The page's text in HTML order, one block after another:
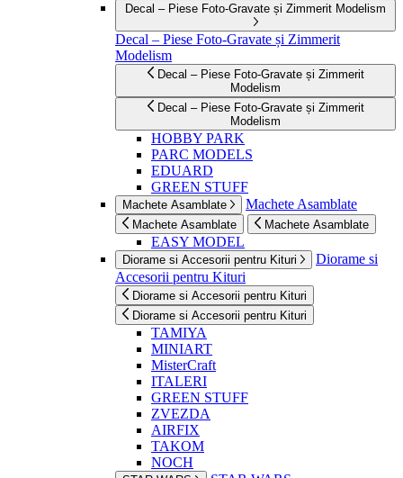
Decal – Piese Foto-Gravate și Zimmerit Modelism
Decal – Piese Foto-Gravate și Zimmerit
Modelism
Decal – Piese Foto-Gravate și Zimmerit
Modelism
Decal – Piese Foto-Gravate și Zimmerit
Modelism
HOBBY PARK
PARC MODELS
EDUARD
GREEN STUFF
Machete Asamblate Machete Asamblate
Machete Asamblate Machete Asamblate
EASY MODEL
Diorame si Accesorii pentru Kituri
Diorame si
Accesorii pentru Kituri
Diorame si Accesorii pentru Kituri
Diorame si Accesorii pentru Kituri
TAMIYA
MINIART
MisterCraft
ITALERI
GREEN STUFF
ZVEZDA
AIRFIX
TAKOM
NOCH